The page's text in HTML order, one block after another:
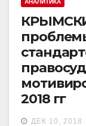
АНАЛИТИКА
2018 гг
ДЕК 10, 2018